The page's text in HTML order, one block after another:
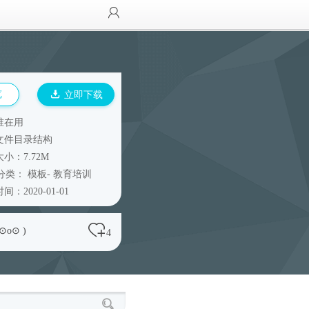
立即下载
在用
件目录结构
小：7.72M
类： 模板- 教育培训
间：2020-01-01
) 4